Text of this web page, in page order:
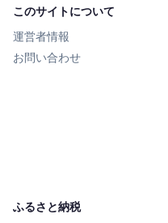
このサイトについて
運営者情報
お問い合わせ
ふるさと納税